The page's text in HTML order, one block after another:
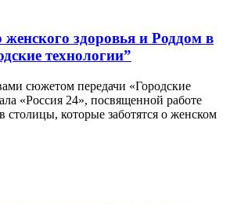
женского здоровья и Роддом в
технологии”
сюжетом передачи «Городские
«Россия 24», посвященной работе
столицы, которые заботятся о женском